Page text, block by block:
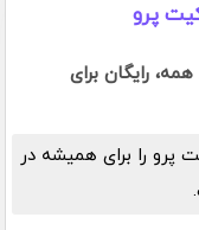
پرو
رایگان برای
پرو را برای همیشه در